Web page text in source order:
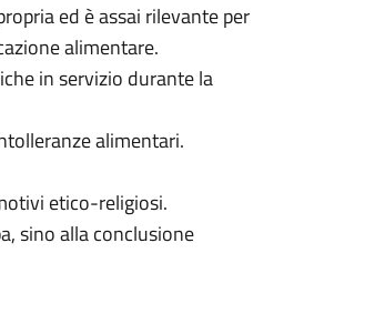
ed è assai rilevante per
alimentare.
in servizio durante la
alimentari.
etico-religiosi.
sino alla conclusione